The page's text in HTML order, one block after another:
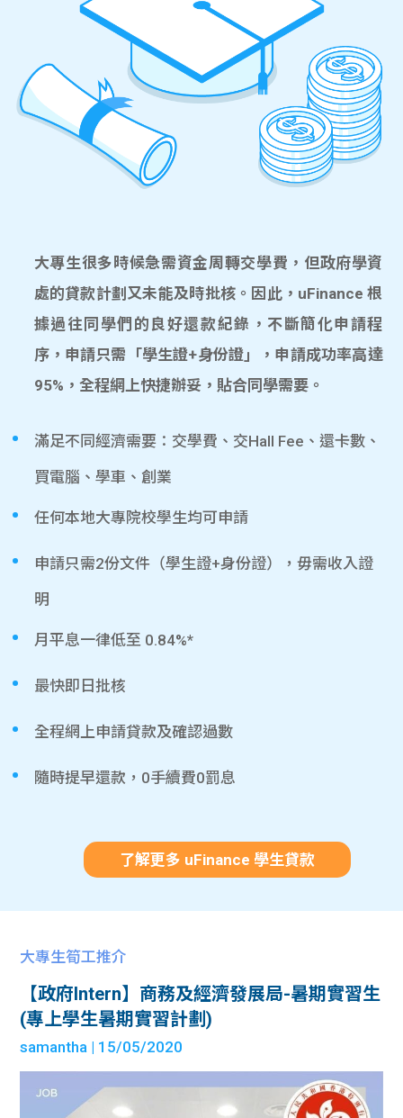
大專生很多時候急需資金周轉交學費，但政府學資
處的貸款計劃又未能及時批核。因此，uFinance 根
據過往同學們的良好還款紀錄，不斷簡化申請程
序，申請只需「學生證+身份證」，申請成功率高達
95%，全程網上快捷辦妥，貼合同學需要。
滿足不同經濟需要：交學費、交Hall Fee、還卡數、
買電腦、學車、創業
任何本地大專院校學生均可申請
申請只需2份文件（學生證+身份證），毋需收入證
明
月平息一律低至 0.84%*
最快即日批核
全程網上申請貸款及確認過數
隨時提早還款，0手續費0罰息
了解更多 uFinance 學生貸款
大專生筍工推介
【政府Intern】商務及經濟發展局-暑期實習生
(專上學生暑期實習計劃)
samantha | 15/05/2020